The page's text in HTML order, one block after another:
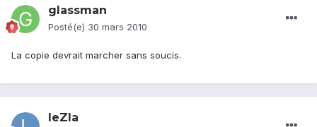
glassman
Posté(e) 30 mars 2010
La copie devrait marcher sans soucis.
leZla